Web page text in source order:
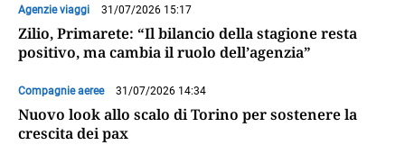
Agenzie viaggi 31/07/2026 15:17
Zilio, Primarete: “Il bilancio della stagione resta
positivo, ma cambia il ruolo dell’agenzia”
Compagnie aeree 31/07/2026 14:34
Nuovo look allo scalo di Torino per sostenere la
crescita dei pax